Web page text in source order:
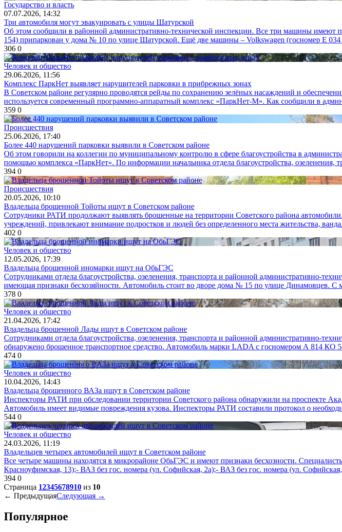
Государство и власть
07.07.2026, 14:32
Три автомобиля могут эвакуировать с улицы Шатурской
Об этом сообщили в районной административно-технической инспекции. Все три машины имеют
154) припаркован у дома № 10 по улице Шатурской. Ещё две машины – Volkswagen (госномер Е
306 0
Человек и общество
29.06.2026, 11:56
Комплекс ПаркНет выявляет нарушителей парковки в прибрежных зонах
В Советском районе регулярно проводятся рейды по сохранению зелёных насаждений и
используется современный программно‑аппаратный комплекс «ПаркНет‑М». Как сообщили в
359 0
Происшествия
25.06.2026, 17:40
Более 440 нарушений парковки выявили в Советском районе
Об этом говорили на коллегии по муниципальному контролю в сфере благоустройства в
помощью комплекса «ПаркНет». По информации начальника отдела благоустройства, озеленения,
394 0
Происшествия
20.05.2026, 10:10
Владельца брошенной Тойоты ищут в Советском районе
Сотрудники РАТИ продолжают выявлять брошенные на территории Советского района
учреждений, привлекают внимание подростков и людей без определенного места жительства,
402 0
Человек и общество
12.05.2026, 17:39
Владельца брошенной иномарки ищут на ОбьГЭС
Сотрудниками отдела благоустройства, озеленения, транспорта и районной административно-
имеющая признаки бесхозяйности. Автомобиль стоит во дворе дома № 15 по улице Динамовцев.
378 0
Человек и общество
21.04.2026, 17:42
Владельца брошенной Лады ищут в Советском районе
Сотрудниками отдела благоустройства, озеленения, транспорта и районной административно-
обнаружено брошенное транспортное средство. Автомобиль марки LADA с госномером А 814 КО
474 0
Человек и общество
10.04.2026, 14:43
Владельца брошенного ВАЗа ищут в Советском районе
Инспекторы РАТИ при обследовании территории Советского района обнаружили на проспекте
Автомобиль имеет видимые повреждения кузова. Инспекторы РАТИ составили протокол о
544 0
Человек и общество
24.03.2026, 11:19
Владельцев четырех автомобилей ищут в Советском районе
Все четыре машины находятся в микрорайоне ОбьГЭС и имеют признаки бесхозности.
Красноуфимская, 13);- ВАЗ без гос. номера (ул. Софийская, 2а);- ВАЗ без гос. номера (ул.
394 0
Страница 12345678910 из 10
← ПредыдущаяСледующая →
Популярное